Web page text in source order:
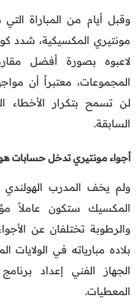
وقبل أيام من المباراة
مونتيري المكسيكية، شدد
لاعبوه بصورة أفضل
المجموعات، معتبراً أن
لن تسمح بتكرار الأخطاء
السابقة.
أجواء مونتيري تدخل حسابات
ولم يخف المدرب
المكسيك ستكون عاملاً
والرطوبة تختلفان عن
بلاده مبارياته في
الجهاز الفني إعداد
المعطيات.